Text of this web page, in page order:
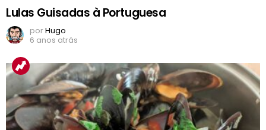
Lulas Guisadas à Portuguesa
porHugo
6 anos atrás